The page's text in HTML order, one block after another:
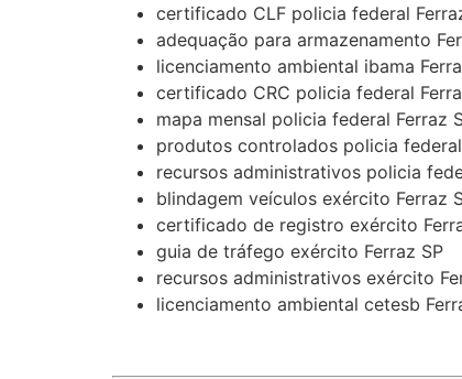
certificado CLF policia federal
adequação para armazenamento
licenciamento ambiental ibama
certificado CRC policia federal
mapa mensal policia federal Ferraz
produtos controlados policia federal
recursos administrativos policia
blindagem veículos exército Ferraz
certificado de registro exército
guia de tráfego exército Ferraz SP
recursos administrativos exército
licenciamento ambiental cetesb